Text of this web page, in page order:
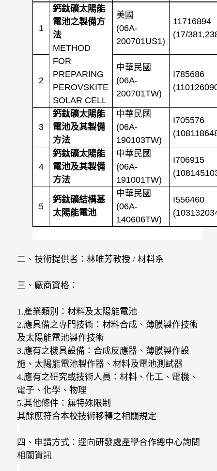
1
鈣鈦礦太陽能
電池之製備方
法
METHOD
FOR
PREPARING
PEROVSKITE
SOLAR CELL
美國
(06A-
200701US1)
11716894
(17/
2
中華民國
(06A-
200701TW)
I785686
3
鈣鈦礦太陽能
電池及其製備
方法
中華民國
(06A-
190103TW)
I705576
4
鈣鈦礦太陽能
電池及其製備
方法
中華民國
(06A-
191001TW)
I706915
5
鈣鈦礦結構基
太陽能電池
中華民國
(06A-
140606TW)
I556460
二、技術提供者：林唯芳教授 / 材料系
三、廠商資格：
1.產業類別：材料及太陽能電池
2.應具備之專門技術：材料合成、薄膜製作技術
及太陽能電池製作技術
3.應有之機具設備：合成反應器、薄膜製作設
施、太陽能電池製作器、材料及電池測試器
4.應有之研究或技術人員：材料、化工、電機、
電子、化學、物理
5.其他條件：無特殊限制
其餘應符合本校技術移轉之相關規定
四、申請方式：逕向研發處產學合作總中心詢問
相關資訊